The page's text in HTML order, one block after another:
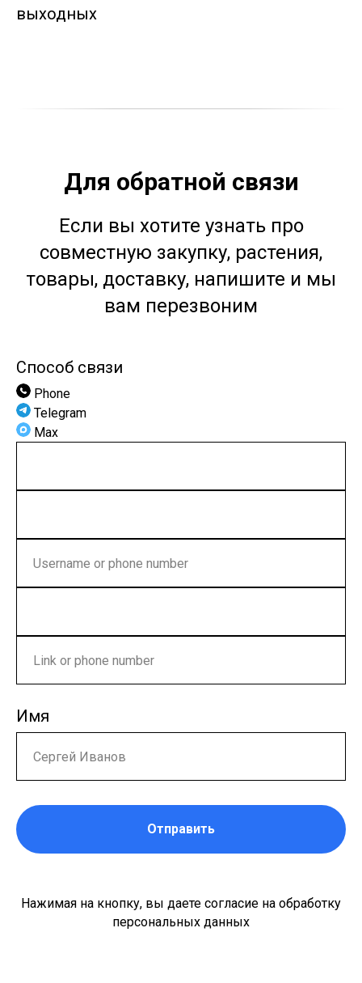
выходных
Для обратной связи
Если вы хотите узнать про
совместную закупку, растения,
товары, доставку, напишите и мы
вам перезвоним
Способ связи
Phone
Telegram
Max
Имя
Отправить
Нажимая на кнопку, вы даете согласие на обработку
персональных данных